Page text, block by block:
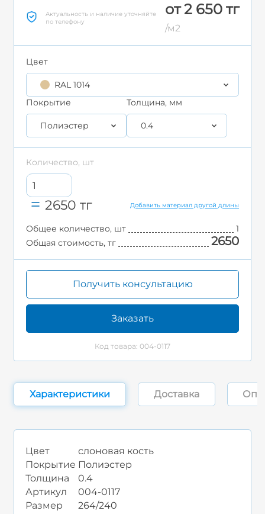
Актуальность и наличие уточняйте
по телефону
от 2 650 тг
/м2
Цвет
RAL 1014
Покрытие
Полиэстер
Толщина, мм
0.4
Количество, шт
2650 тг Добавить материал другой длины
Общее количество, шт
1
Общая стоимость, тг
2650
Получить консультацию
Заказать
Код товара: 004-0117
Характеристики Доставка
Цвет
слоновая кость
Покрытие Полиэстер
Толщина
0.4
Артикул
004-0117
Размер
264/240